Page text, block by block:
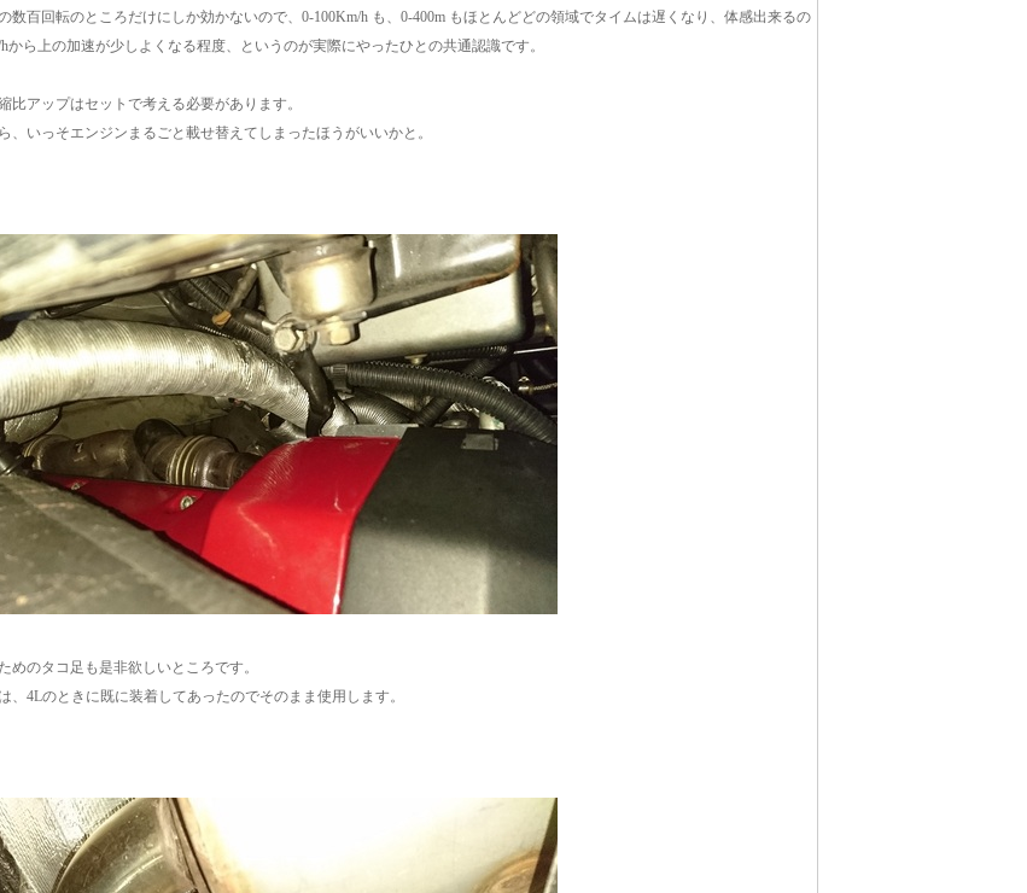
数百回転のところだけにしか効かないので、0-100Km/h も、0-400m もほとんどどの領域でタイムは遅くなり、体感出来るの
から上の加速が少しよくなる程度、というのが実際にやったひとの共通認識です。
比アップはセットで考える必要があります。
、いっそエンジンまるごと載せ替えてしまったほうがいいかと。
めのタコ足も是非欲しいところです。
、4Lのときに既に装着してあったのでそのまま使用します。